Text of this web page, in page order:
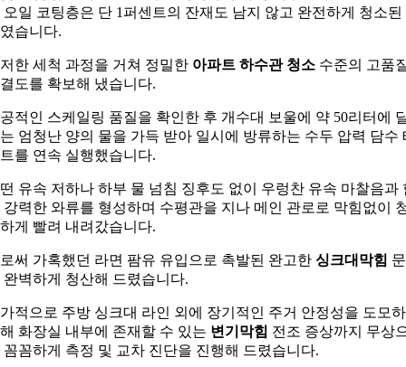
오일 코팅층은 단 1퍼센트의 잔재도 남지 않고 완전하게 청소된
습니다.
한 세척 과정을 거쳐 정밀한 아파트 하수관 청소수준의 고품
도를 확보해 냈습니다.
적인 스케일링 품질을 확인한 후 개수대 보울에 약 50리터에
엄청난 양의 물을 가득 받아 일시에 방류하는 수두 압력 담수
를 연속 실행했습니다.
유속 저하나 하부 물 넘침 징후도 없이 우렁찬 유속 마찰음과
강력한 와류를 형성하며 수평관을 지나 메인 관로로 막힘없이
게 빨려 내려갔습니다.
써 가혹했던 라면 팜유 유입으로 촉발된 완고한 싱크대막힘
완벽하게 청산해 드렸습니다.
적으로 주방 싱크대 라인 외에 장기적인 주거 안정성을 도모
화장실 내부에 존재할 수 있는 변기막힘 전조 증상까지 무상
꼼꼼하게 측정 및 교차 진단을 진행해 드렸습니다.